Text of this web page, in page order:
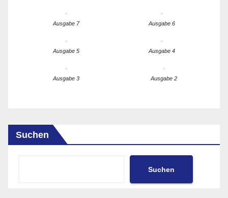
Ausgabe 7 Ausgabe 6
Ausgabe 5 Ausgabe 4
Ausgabe 3 Ausgabe 2
Suchen
Suchen